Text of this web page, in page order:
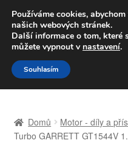
Volejte po-pá
Přeskočit
na
navigaci
Přejít
k
obsahu
Celosvětová doprava
Domů Motor - díly a
Turbo GARRETT GT1544V
Používáme cookies,
našich webových stránek.
Další informace o tom, které
můžete vypnout v nastavení.
Souhlasím